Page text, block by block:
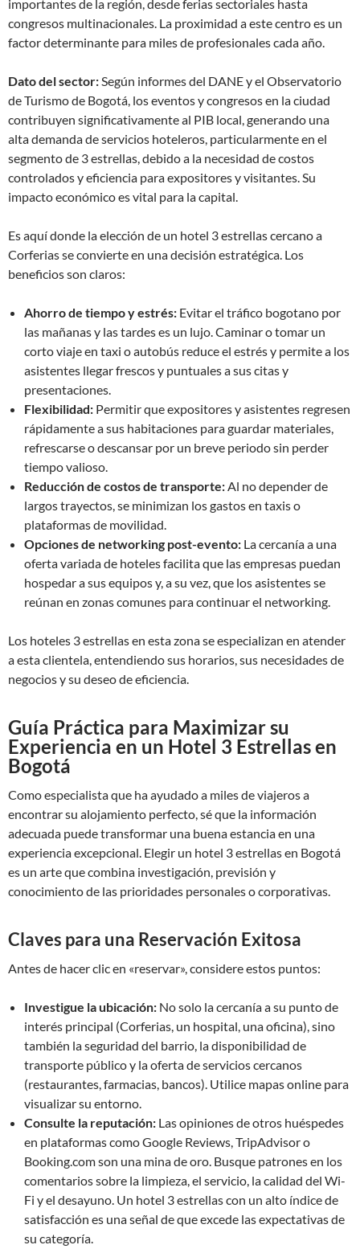
importantes de la región, desde ferias sectoriales hasta
congresos multinacionales. La proximidad a este centro es un
factor determinante para miles de profesionales cada año.
Dato del sector:Según informes del DANE y el Observatorio
de Turismo de Bogotá, los eventos y congresos en la ciudad
contribuyen significativamente al PIB local, generando una
alta demanda de servicios hoteleros, particularmente en el
segmento de 3 estrellas, debido a la necesidad de costos
controlados y eficiencia para expositores y visitantes. Su
impacto económico es vital para la capital.
Es aquí donde la elección de un hotel 3 estrellas cercano a
Corferias se convierte en una decisión estratégica. Los
beneficios son claros:
Ahorro de tiempo y estrés: Evitar el tráfico bogotano por
las mañanas y las tardes es un lujo. Caminar o tomar un
corto viaje en taxi o autobús reduce el estrés y permite a los
asistentes llegar frescos y puntuales a sus citas y
presentaciones.
Flexibilidad: Permitir que expositores y asistentes regresen
rápidamente a sus habitaciones para guardar materiales,
refrescarse o descansar por un breve periodo sin perder
tiempo valioso.
Reducción de costos de transporte:Al no depender de
largos trayectos, se minimizan los gastos en taxis o
plataformas de movilidad.
Opciones de networking post-evento: La cercanía a una
oferta variada de hoteles facilita que las empresas puedan
hospedar a sus equipos y, a su vez, que los asistentes se
reúnan en zonas comunes para continuar el networking.
Los hoteles 3 estrellas en esta zona se especializan en atender
a esta clientela, entendiendo sus horarios, sus necesidades de
negocios y su deseo de eficiencia.
Guía Práctica para Maximizar su
Experiencia en un Hotel 3 Estrellas en
Bogotá
Como especialista que ha ayudado a miles de viajeros a
encontrar su alojamiento perfecto, sé que la información
adecuada puede transformar una buena estancia en una
experiencia excepcional. Elegir un hotel 3 estrellas en Bogotá
es un arte que combina investigación, previsión y
conocimiento de las prioridades personales o corporativas.
Claves para una Reservación Exitosa
Antes de hacer clic en «reservar», considere estos puntos:
Investigue la ubicación: No solo la cercanía a su punto de
interés principal (Corferias, un hospital, una oficina), sino
también la seguridad del barrio, la disponibilidad de
transporte público y la oferta de servicios cercanos
(restaurantes, farmacias, bancos). Utilice mapas online para
visualizar su entorno.
Consulte la reputación: Las opiniones de otros huéspedes
en plataformas como Google Reviews, TripAdvisor o
Booking.com son una mina de oro. Busque patrones en los
comentarios sobre la limpieza, el servicio, la calidad del Wi-
Fi y el desayuno. Un hotel 3 estrellas con un alto índice de
satisfacción es una señal de que excede las expectativas de
su categoría.